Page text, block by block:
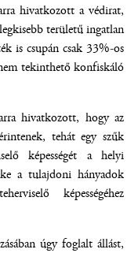
hivatkozott a védirat,
területű ingatlan
is csupán csak 33%-os
tekinthető konfiskáló
hivatkozott, hogy az
tehát egy szűk
képességét a helyi
a tulajdoni hányadok
képességéhez
úgy foglalt állást,